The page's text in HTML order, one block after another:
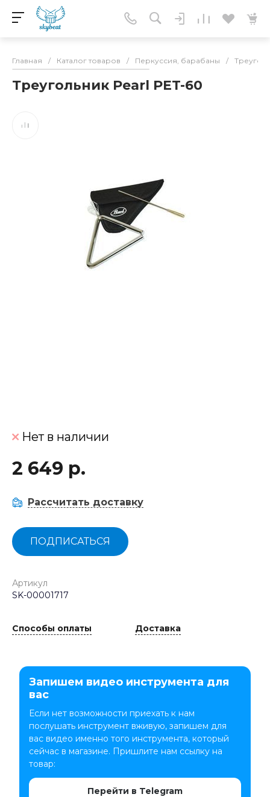
Главная / Каталог товаров / Перкуссия, барабаны /
Треугольник Pearl PET-60
Нет в наличии
2 649 р.
Рассчитать доставку
ПОДПИСАТЬСЯ
Артикул
SK-00001717
Способы оплаты Доставка
Запишем видео инструмента для
вас
Если нет возможности приехать к нам
послушать инструмент вживую, запишем для
вас видео именно того инструмента, который
сейчас в магазине. Пришлите нам ссылку на
товар:
Перейти в Telegram